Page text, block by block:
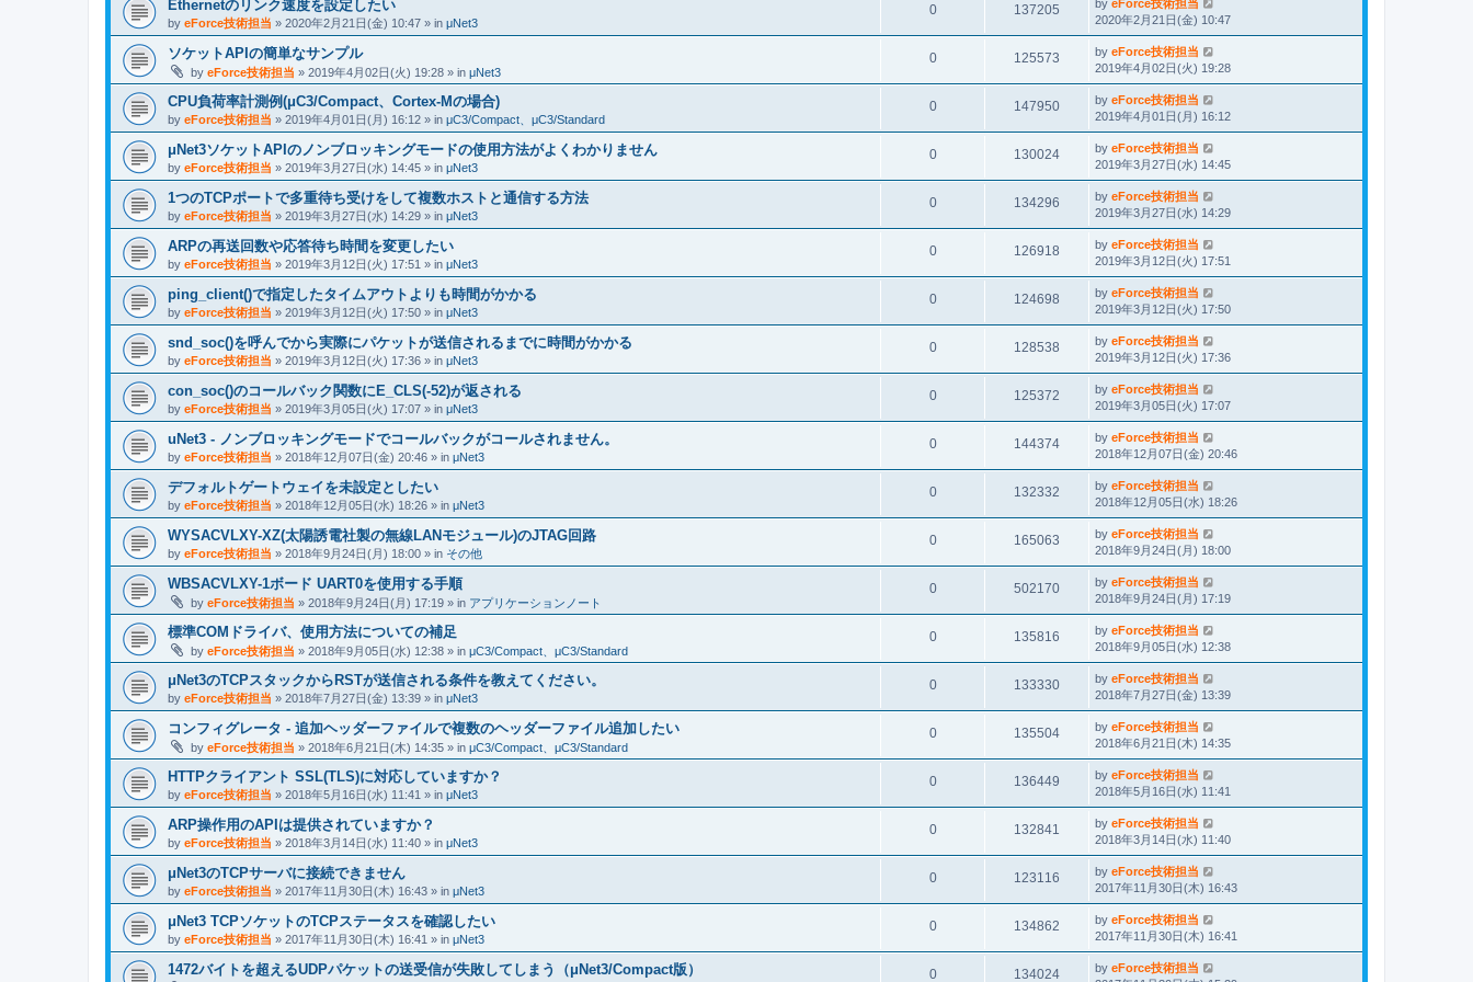
Ethernetのリンク速度を設定したい
by eForce技術担当 » 2020年2月21日(金) 10:47 » in μNet3
0 137205 by eForce技術担当
2020年2月21日(金) 10:47
ソケットAPIの簡単なサンプル
by eForce技術担当 » 2019年4月02日(火) 19:28 » in μNet3
0 125573 by eForce技術担当
2019年4月02日(火) 19:28
CPU負荷率計測例(μC3/Compact、Cortex-Mの場合)
by eForce技術担当 » 2019年4月01日(月) 16:12 » in μC3/Compact、μC3/Standard
0 147950 by eForce技術担当
2019年4月01日(月) 16:12
μNet3ソケットAPIのノンブロッキングモードの使用方法がよくわかりません
by eForce技術担当 » 2019年3月27日(水) 14:45 » in μNet3
0 130024 by eForce技術担当
2019年3月27日(水) 14:45
1つのTCPポートで多重待ち受けをして複数ホストと通信する方法
by eForce技術担当 » 2019年3月27日(水) 14:29 » in μNet3
0 134296 by eForce技術担当
2019年3月27日(水) 14:29
ARPの再送回数や応答待ち時間を変更したい
by eForce技術担当 » 2019年3月12日(火) 17:51 » in μNet3
0 126918 by eForce技術担当
2019年3月12日(火) 17:51
ping_client()で指定したタイムアウトよりも時間がかかる
by eForce技術担当 » 2019年3月12日(火) 17:50 » in μNet3
0 124698 by eForce技術担当
2019年3月12日(火) 17:50
snd_soc()を呼んでから実際にパケットが送信されるまでに時間がかかる
by eForce技術担当 » 2019年3月12日(火) 17:36 » in μNet3
0 128538 by eForce技術担当
2019年3月12日(火) 17:36
con_soc()のコールバック関数にE_CLS(-52)が返される
by eForce技術担当 » 2019年3月05日(火) 17:07 » in μNet3
0 125372 by eForce技術担当
2019年3月05日(火) 17:07
uNet3 - ノンブロッキングモードでコールバックがコールされません。
by eForce技術担当 » 2018年12月07日(金) 20:46 » in μNet3
0 144374 by eForce技術担当
2018年12月07日(金) 20:46
デフォルトゲートウェイを未設定としたい
by eForce技術担当 » 2018年12月05日(水) 18:26 » in μNet3
0 132332 by eForce技術担当
2018年12月05日(水) 18:26
WYSACVLXY-XZ(太陽誘電社製の無線LANモジュール)のJTAG回路
by eForce技術担当 » 2018年9月24日(月) 18:00 » in その他
0 165063 by eForce技術担当
2018年9月24日(月) 18:00
WBSACVLXY-1ボード UART0を使用する手順
by eForce技術担当 » 2018年9月24日(月) 17:19 » in アプリケーションノート
0 502170 by eForce技術担当
2018年9月24日(月) 17:19
標準COMドライバ、使用方法についての補足
by eForce技術担当 » 2018年9月05日(水) 12:38 » in μC3/Compact、μC3/Standard
0 135816 by eForce技術担当
2018年9月05日(水) 12:38
μNet3のTCPスタックからRSTが送信される条件を教えてください。
by eForce技術担当 » 2018年7月27日(金) 13:39 » in μNet3
0 133330 by eForce技術担当
2018年7月27日(金) 13:39
コンフィグレータ - 追加ヘッダーファイルで複数のヘッダーファイル追加したい
by eForce技術担当 » 2018年6月21日(木) 14:35 » in μC3/Compact、μC3/Standard
0 135504 by eForce技術担当
2018年6月21日(木) 14:35
HTTPクライアント SSL(TLS)に対応していますか？
by eForce技術担当 » 2018年5月16日(水) 11:41 » in μNet3
0 136449 by eForce技術担当
2018年5月16日(水) 11:41
ARP操作用のAPIは提供されていますか？
by eForce技術担当 » 2018年3月14日(水) 11:40 » in μNet3
0 132841 by eForce技術担当
2018年3月14日(水) 11:40
μNet3のTCPサーバに接続できません
by eForce技術担当 » 2017年11月30日(木) 16:43 » in μNet3
0 123116 by eForce技術担当
2017年11月30日(木) 16:43
μNet3 TCPソケットのTCPステータスを確認したい
by eForce技術担当 » 2017年11月30日(木) 16:41 » in μNet3
0 134862 by eForce技術担当
2017年11月30日(木) 16:41
1472バイトを超えるUDPパケットの送受信が失敗してしまう（μNet3/Compact版） 0 134024 by eForce技術担当